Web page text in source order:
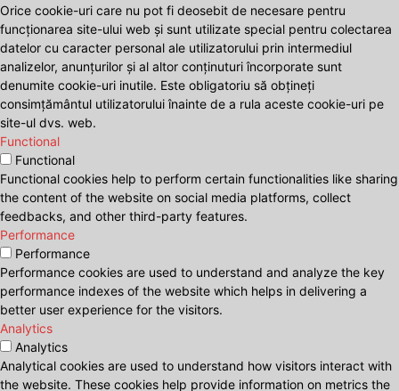
Orice cookie-uri care nu pot fi deosebit de necesare pentru
funcționarea site-ului web și sunt utilizate special pentru colectarea
datelor cu caracter personal ale utilizatorului prin intermediul
analizelor, anunțurilor și al altor conținuturi încorporate sunt
denumite cookie-uri inutile. Este obligatoriu să obțineți
consimțământul utilizatorului înainte de a rula aceste cookie-uri pe
site-ul dvs. web.
Functional
Functional
Functional cookies help to perform certain functionalities like sharing
the content of the website on social media platforms, collect
feedbacks, and other third-party features.
Performance
Performance
Performance cookies are used to understand and analyze the key
performance indexes of the website which helps in delivering a
better user experience for the visitors.
Analytics
Analytics
Analytical cookies are used to understand how visitors interact with
the website. These cookies help provide information on metrics the